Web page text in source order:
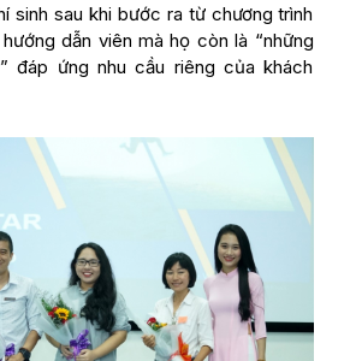
sinh sau khi bước ra từ chương trình
dẫn viên mà họ còn là “những
đáp ứng nhu cầu riêng của khách